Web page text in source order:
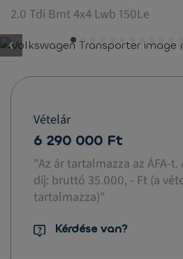
2.0 Tdi Bmt 4x4 Lwb 150Le
button.previous
Vételár
6 290 000 Ft
"Az ár tartalmazza az ÁFA-
díj: bruttó 35.000, - Ft (a
tartalmazza)"
Kérdése van?